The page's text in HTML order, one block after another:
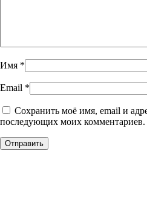
Имя *
Email *
Сохранить моё имя, email и
последующих моих комментариев.